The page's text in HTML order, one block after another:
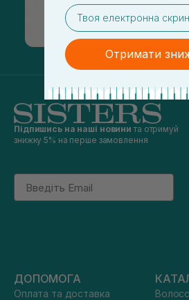
Підпишись на наші новини та отримуй
знижку 5% на перше замовлення
Email
ДОПОМОГА
Оплата та доставка
email
Отримати